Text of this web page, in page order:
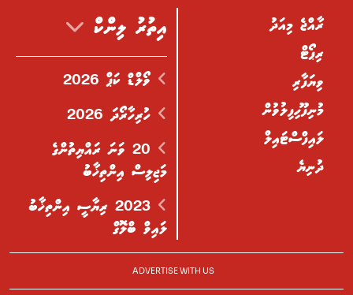
ރާއްޖެ މިއަދު
ރިޕޯޓް
ވިޔަފާރި
މުނިފޫހިފިލުވުން
ލައިފްސްޓައިލް
ދުނިޔެ
އިތުރު ލިންކް
ވޯލްޑް ކަޕް 2026
ހުރިހާރޯދަ 2026
20 ވަނަ ރައްޔިތުންގެ
މަޖިލިސް އިންތިޚާބު
2023 ރިޔާސީ އިންތިޚާބު
ލައިވް ބްލޮގް
ADVERTISE WITH US